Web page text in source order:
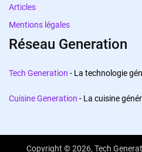
Articles
Mentions légales
Réseau Generation
Tech Generation - La technologie
Cuisine Generation - La cuisine
Copyright © 2026, Tech